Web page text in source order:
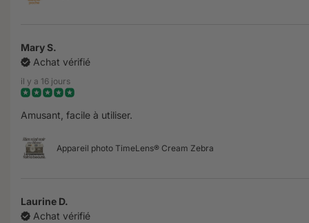
Mary S.
Achat vérifié
il y a 16 jours
Amusant, facile à utiliser.
Appareil photo TimeLens® Cream Zebra
Laurine D.
Achat vérifié